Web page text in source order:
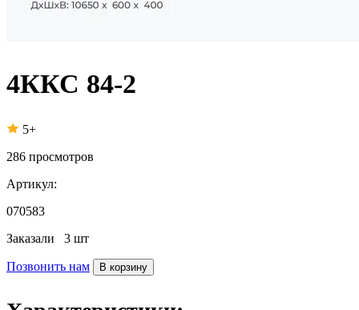
4ККС 84-2
5+
286 просмотров
Артикул:
070583
Заказали 3 шт
Позвонить нам В корзину